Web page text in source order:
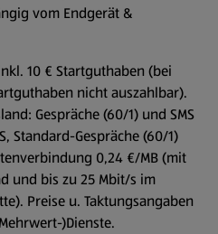
vom Endgerät &
10 € Startguthaben (bei
nicht auszahlbar).
Gespräche (60/1) und SMS
Standard-Gespräche (60/1)
0,24 €/MB (mit
und bis zu 25 Mbit/s im
Preise u. Taktungsangaben
)Dienste.